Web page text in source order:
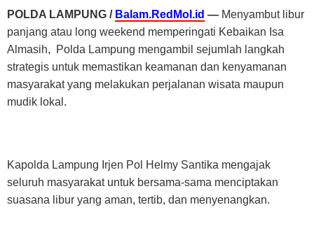
POLDA LAMPUNG / Balam.RedMol.id — Menyambut libur
panjang atau long weekend memperingati Kebaikan Isa
Almasih, Polda Lampung mengambil sejumlah langkah
strategis untuk memastikan keamanan dan kenyamanan
masyarakat yang melakukan perjalanan wisata maupun
mudik lokal.
Kapolda Lampung Irjen Pol Helmy Santika mengajak
seluruh masyarakat untuk bersama-sama menciptakan
suasana libur yang aman, tertib, dan menyenangkan.